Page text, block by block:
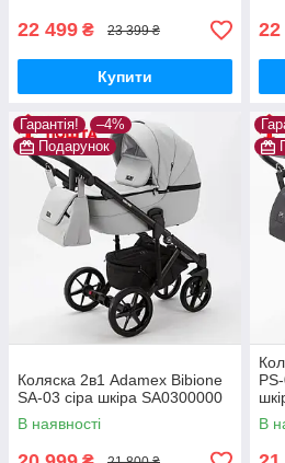
22 499 ₴ 23 399 ₴
Купити
22
Гарантія!
–4%
Подарунок
Коляска 2в1 Adamex Bibione
SA-03 сіра шкіра SA0300000
В наявності
В